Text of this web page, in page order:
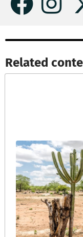
Related